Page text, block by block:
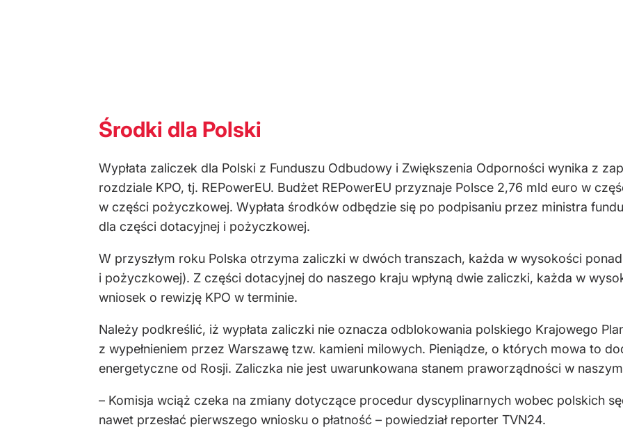
Środki dla Polski
Wypłata zaliczek dla Polski z Funduszu Odbudowy i Zwiększenia Odporności wynika z
rozdziale KPO, tj. REPowerEU. Budżet REPowerEU przyznaje Polsce 2,76 mld euro w
w części pożyczkowej. Wypłata środków odbędzie się po podpisaniu przez ministra
dla części dotacyjnej i pożyczkowej.
W przyszłym roku Polska otrzyma zaliczki w dwóch transzach, każda w wysokości
i pożyczkowej). Z części dotacyjnej do naszego kraju wpłyną dwie zaliczki, każda w
wniosek o rewizję KPO w terminie.
Należy podkreślić, iż wypłata zaliczki nie oznacza odblokowania polskiego Krajowego
z wypełnieniem przez Warszawę tzw. kamieni milowych. Pieniądze, o których mowa to
energetyczne od Rosji. Zaliczka nie jest uwarunkowana stanem praworządności w
– Komisja wciąż czeka na zmiany dotyczące procedur dyscyplinarnych wobec polskich
nawet przesłać pierwszego wniosku o płatność – powiedział reporter TVN24.